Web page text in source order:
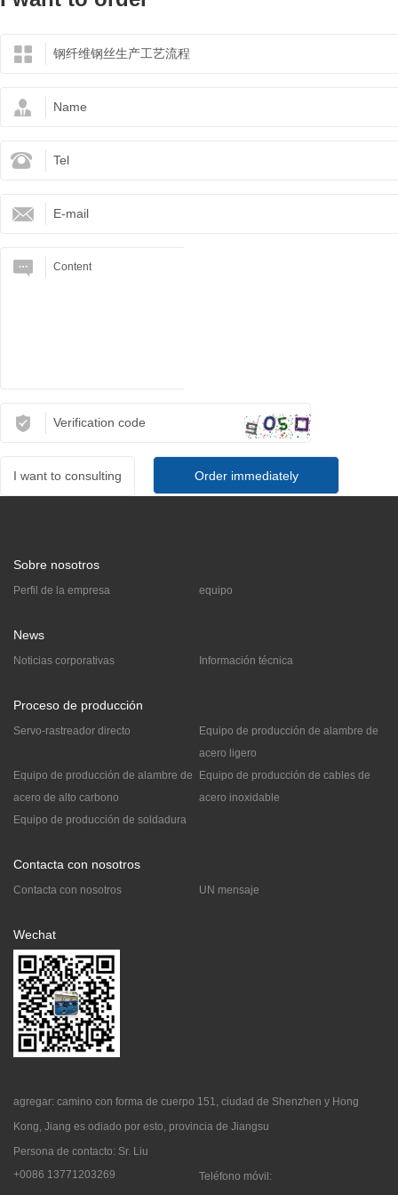
I want to consulting
Sobre nosotros
Perfil de la empresa equipo
News
Noticias corporativas Información técnica
Proceso de producción
Servo-rastreador directo
Equipo de producción de alambre de
acero ligero
Equipo de producción de alambre de
acero de alto carbono
Equipo de producción de cables de
acero inoxidable
Equipo de producción de soldadura
Contacta con nosotros
Contacta con nosotros UN mensaje
Wechat
agregar: camino con forma de cuerpo 151, ciudad de Shenzhen y Hong
Kong, Jiang es odiado por esto, provincia de Jiangsu
Persona de contacto: Sr. Liu
Teléfono móvil:
+0086 13771203269